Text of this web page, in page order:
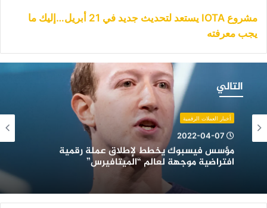
مشروع IOTA يستعد لتحديث جديد في 21 أبريل…إليك ما
يجب معرفته
التاليفيسبوك
عملة
رقمية
افتراضية
أخبار العملات الرقمية
2022-04-07
مؤسس فيسبوك يخطط لإطلاق عملة رقمية
افتراضية موجهة لعالم “الميتافيرس”